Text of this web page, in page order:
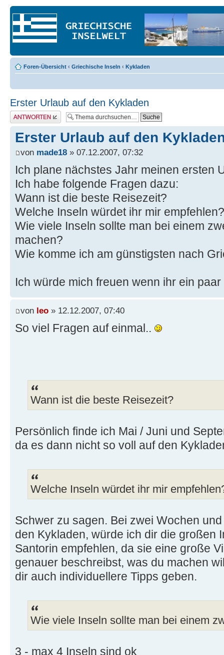
Foren-Übersicht ‹ Griechische Inseln ‹ Kykladen
Erster Urlaub auf den Kykladen
Antwort erstellen
Erster Urlaub auf den
von made18 » 07.12.2007, 07:32
Ich plane nächstes Jahr meinen ersten
Ich habe folgende Fragen dazu:
Wann ist die beste Reisezeit?
Welche Inseln würdet ihr mir empfehlen?
Wie viele Inseln sollte man bei einem
machen?
Wie komme ich am günstigsten nach
Ich würde mich freuen wenn ihr ein
von leo » 12.12.2007, 07:40
So viel Fragen auf einmal..
Wann ist die beste Reisezeit?
Persönlich finde ich Mai / Juni und
da es dann nicht so voll auf den
Welche Inseln würdet ihr mir
Schwer zu sagen. Bei zwei Wochen
den Kykladen, würde ich dir die großen
Santorin empfehlen, da sie eine große
genauer beschreibst, was du machen
dir auch individuellere Tipps geben.
Wie viele Inseln sollte man bei einem
3 - max 4 Inseln sind ok